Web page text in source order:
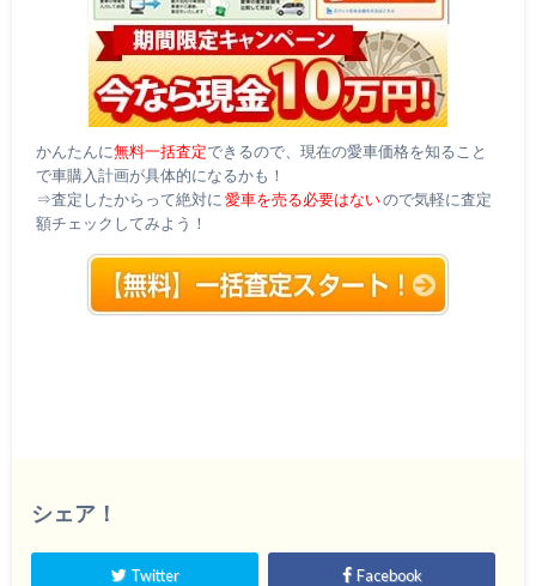
かんたんに無料一括査定できるので、現在の愛車価格を知ること
で車購入計画が具体的になるかも！
⇒査定したからって絶対に 愛車を売る必要はないので気軽に査定
額チェックしてみよう！
シェア！
Twitter Facebook